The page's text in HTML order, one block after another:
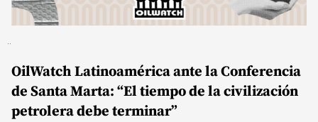
OilWatch Latinoamérica ante la Conferencia
de Santa Marta: “El tiempo de la civilización
petrolera debe terminar”